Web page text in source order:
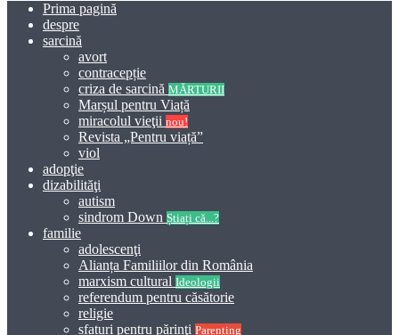
Prima pagină
despre
sarcină
avort
contracepție
criza de sarcină MĂRTURII
Marșul pentru Viață
miracolul vieţii nou!
Revista „Pentru viață”
viol
adopţie
dizabilităţi
autism
sindrom Down Știați că...?
familie
adolescenţi
Alianța Familiilor din România
marxism cultural Ideologii
referendum pentru căsătorie
religie
sfaturi pentru părinţi Parenting